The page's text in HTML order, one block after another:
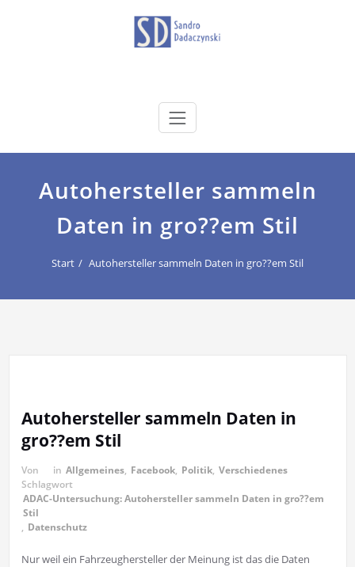
dadaczynski.de
Autohersteller sammeln
Daten in gro??em Stil
Start Autohersteller sammeln Daten in gro??em Stil
Autohersteller sammeln Daten in
gro??em Stil
Von in Allgemeines, Facebook, Politik, Verschiedenes
Schlagwort
ADAC-Untersuchung: Autohersteller sammeln Daten in gro??em
Stil
, Datenschutz
Nur weil ein Fahrzeughersteller der Meinung ist das die Daten